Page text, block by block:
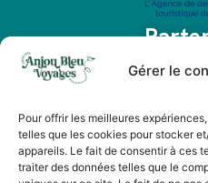
Gérer le
Pour offrir les meilleures
telles que les cookies pour stocker
appareils. Le fait de consentir à ces
traiter des données telles que le